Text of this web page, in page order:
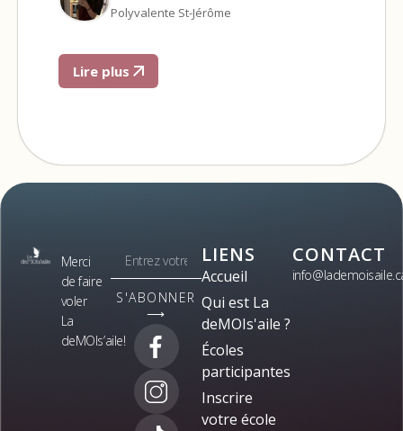
Polyvalente St-Jérôme
Lire plus
Merci
de faire
voler
La
deMOIs’aile!
S'ABONNER
⟶
LIENS
Accueil
Qui est La
deMOIs'aile ?
Écoles
participantes
Inscrire
votre école
CONTACT